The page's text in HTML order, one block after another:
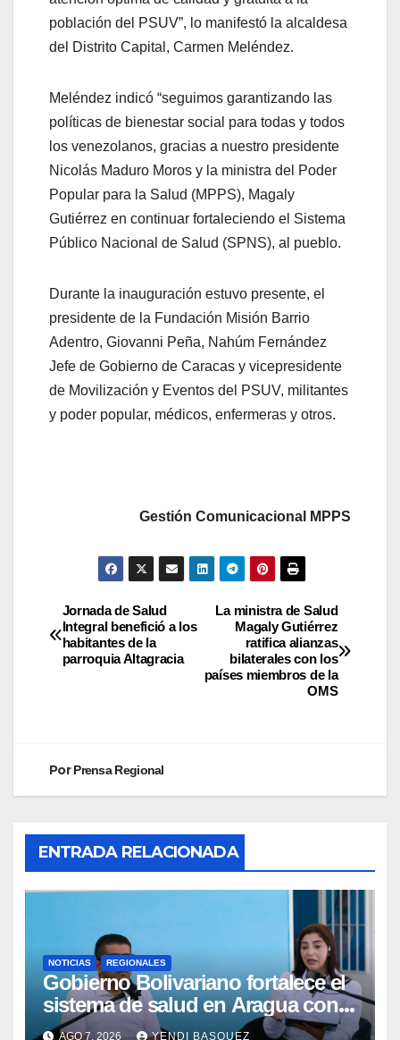
población del PSUV”, lo manifestó la alcaldesa
del Distrito Capital, Carmen Meléndez.
Meléndez indicó “seguimos garantizando las
políticas de bienestar social para todas y todos
los venezolanos, gracias a nuestro presidente
Nicolás Maduro Moros y la ministra del Poder
Popular para la Salud (MPPS), Magaly
Gutiérrez en continuar fortaleciendo el Sistema
Público Nacional de Salud (SPNS), al pueblo.
Durante la inauguración estuvo presente, el
presidente de la Fundación Misión Barrio
Adentro, Giovanni Peña, Nahúm Fernández
Jefe de Gobierno de Caracas y vicepresidente
de Movilización y Eventos del PSUV, militantes
y poder popular, médicos, enfermeras y otros.
Gestión Comunicacional MPPS
La ministra de Salud
Magaly Gutiérrez
ratifica alianzas
bilaterales con los
países miembros de la
OMS
Jornada de Salud
Integral benefició a los
habitantes de la
parroquia Altagracia
PorPrensa Regional
ENTRADA RELACIONADA
NOTICIAS REGIONALES
Gobierno Bolivariano fortalece el
sistema de salud en Aragua con
la reinauguración del CDI La Mora
AGO 7, 2026 YENDI BASQUEZ